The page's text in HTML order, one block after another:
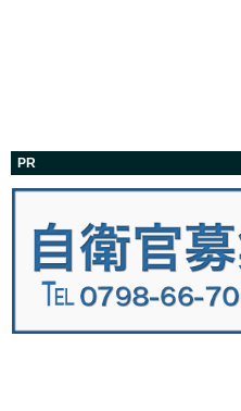
PR